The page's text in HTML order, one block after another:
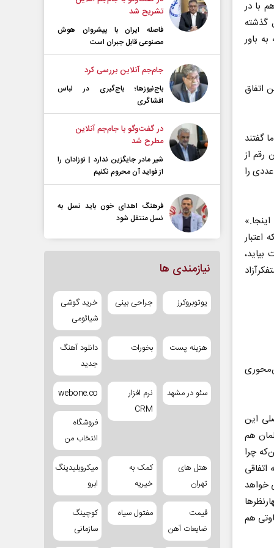
با در
گذشته
باور
اتفاق
گفتند
رقم از
عددی را
این است که اعتبار
این
هم
چرا
خواهد
هم
تشریح شد
فاصله ایران با پیشرو‌ان هوش
مصنوعی قابل جبران است
جام‌جم آنلاین بررسی کرد
باج‌نیوزها؛ باج‌گیری در لباس
افشاگری
در گفت‌و‌گو با جام‌جم آنلاین
مطرح شد
شیر مادر جایگزین ندارد | نوزادان را
از فواید آن محروم نکنیم
فرهنگ اهدای خون باید نسل به
نسل منتقل شود
نیازمندی ها
یوتوبروکرز جراحی بینی
خرید گوشی
شیائومی
هزینه پست بخورات
دانلود آهنگ
جدید
سئو در مشهد
نرم افزار
CRM
webone.co
فروشگاه
انتخاب من
هتل های
تهران
کمک به
خیریه
میکروبلیدینگ
ابرو
قیمت
ضایعات آهن
مفتول سیاه
کوچینگ
سازمانی